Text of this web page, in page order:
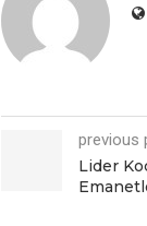
previous
Lider